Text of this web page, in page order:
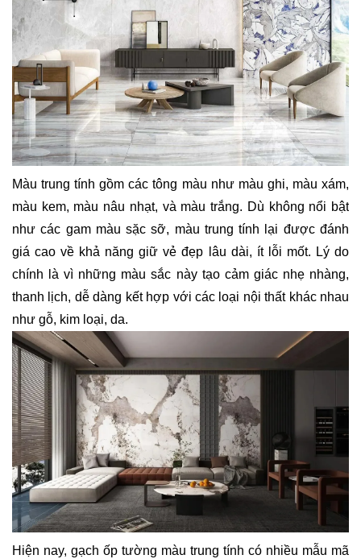
Màu trung tính gồm các tông màu như màu ghi, màu xám,
màu kem, màu nâu nhạt, và màu trắng. Dù không nổi bật
như các gam màu sặc sỡ, màu trung tính lại được đánh
giá cao về khả năng giữ vẻ đẹp lâu dài, ít lỗi mốt. Lý do
chính là vì những màu sắc này tạo cảm giác nhẹ nhàng,
thanh lịch, dễ dàng kết hợp với các loại nội thất khác nhau
như gỗ, kim loại, da.
Hiện nay, gạch ốp tường màu trung tính có nhiều mẫu mã